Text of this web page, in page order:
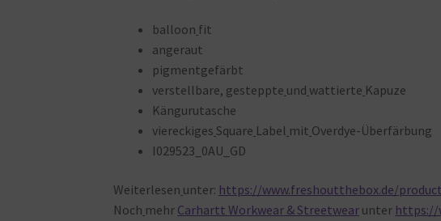
balloon fit
angeraut
pigmentgefärbt
verstellbare, gesteppte und wattierte Kapuze
Kängurutasche
viereckiges Square Label mit Overdye-Überfärbung
I029523_0AU_GD
Weiterlesen unter: https://www.freshoutthebox.de/
Noch mehr Carhartt Workwear & Streetwear unter https://